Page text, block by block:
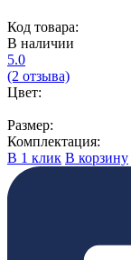
Код товара:
В наличии
5.0
(2 отзыва)
Цвет:
Размер:
Комплектация:
В 1 клик В корзину